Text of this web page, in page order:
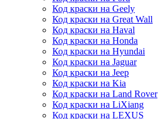
Код краски на Geely
Код краски на Great Wall
Код краски на Haval
Код краски на Honda
Код краски на Hyundai
Код краски на Jaguar
Код краски на Jeep
Код краски на Kia
Код краски на Land Rover
Код краски на LiXiang
Код краски на LEXUS